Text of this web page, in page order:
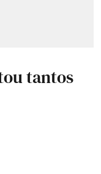
tantos